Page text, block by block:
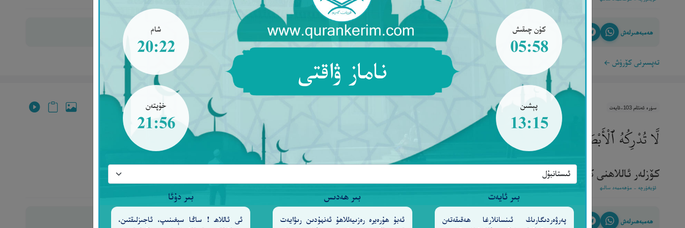
كۈن چىقىش
05:58
پېشىن
13:15
ناماز ۋاقتى
شام
20:22
خۇپتەن
21:56
بىر ئايەت
پەرۋەردىگارىڭ ئىنسانلارغا ھەقىقەتەن
بىر ھەدىس
ئەبۇ ھۇرەيرە رەزىيەللاھۇ ئەنھۇدىن رىۋايەت
بىر دۇئا
ئى ئاللاھ ! ساڭا سېغىنىپ، ئاجىزلىقتىن،
ھەمبەھىرلەش
تەپسىرنى كۆرۈش
سۈرە ئەنئام 103-ئايەت
لَّا تُدْرِكُهُ ٱلْأَبْصَـٰرُ وَهُوَ يُدْرِكُ ٱلْأَبْصَـٰرَ ۖ وَهُوَ ٱللَّطِيفُ ٱلْخَبِيرُ
كۆزلەر ئاللاھنى كۆرمەيدۇ، ئاللاھ كۆزلەرنى كۆرۈپ تۇرىدۇ، ئاللاھ (بەندىلىرىگە) مېھرىباندۇر، ھەممىدىن خەۋەرداردۇر[103]. ‎
ئۇيغۇرچە - مۇھەممەد سالىھ
ھەمبەھىرلەش